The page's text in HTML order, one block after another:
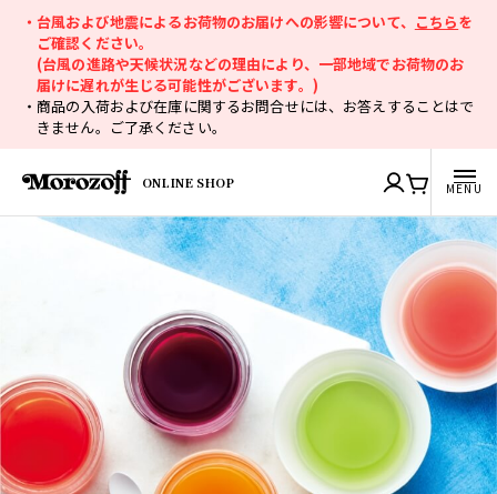
・台風および地震によるお荷物のお届けへの影響について、 こちらを
ご確認ください。
(台風の進路や天候状況などの理由により、一部地域でお荷物のお
届けに遅れが生じる可能性がございます。)
・商品の入荷および在庫に関するお問合せには、お答えすることはで
きません。ご了承ください。
ONLINE SHOP